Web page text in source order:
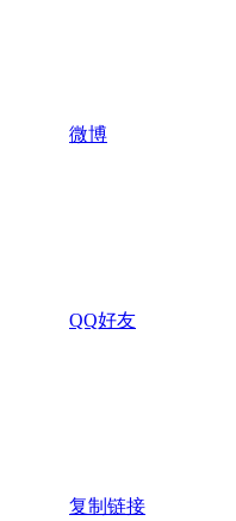
微博
QQ好友
复制链接